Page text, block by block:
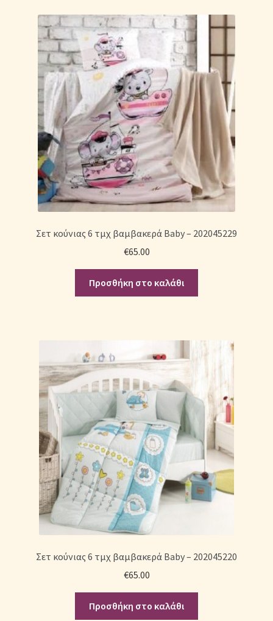
Σετ κούνιας 6 τμχ βαμβακερά Baby – 202045229
€65.00
Προσθήκη στο καλάθι
Σετ κούνιας 6 τμχ βαμβακερά Baby – 202045220
€65.00
Προσθήκη στο καλάθι